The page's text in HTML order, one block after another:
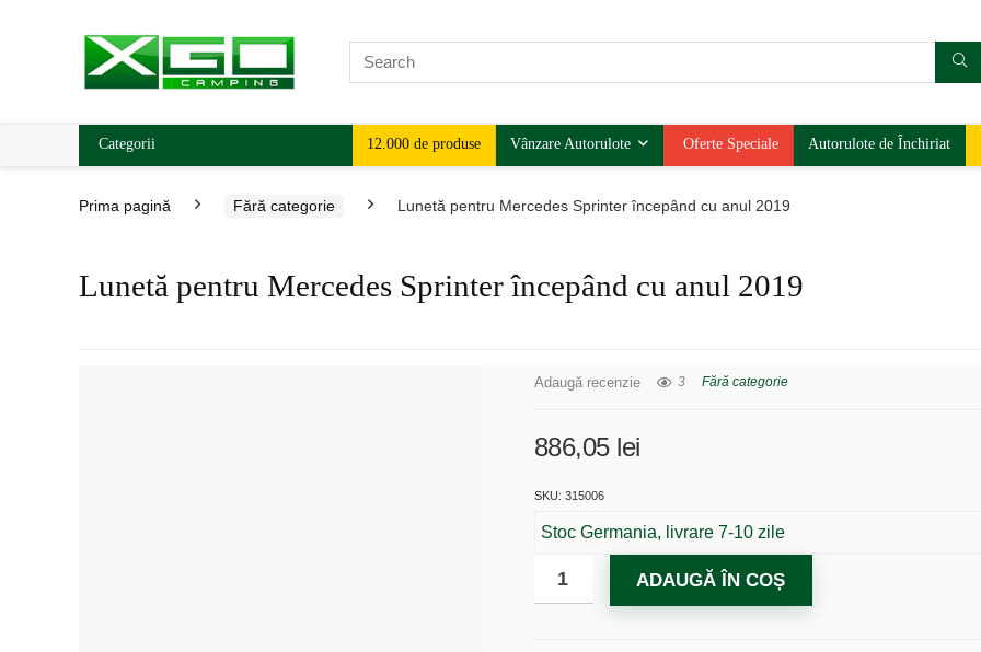
Categorii 12.000 de produse Vânzare Autorulote Oferte Speciale Autorulote de Închiriat
Prima pagină Fără categorie Lunetă pentru Mercedes Sprinter începând cu anul 2019
Lunetă pentru Mercedes Sprinter începând cu anul 2019
Adaugă recenzie 3 Fără categorie
886,05 lei
SKU: 315006
Stoc Germania, livrare 7-10 zile
ADAUGĂ ÎN COȘ